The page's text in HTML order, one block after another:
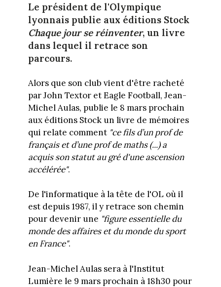
Le président de l'Olympique
lyonnais publie aux éditions Stock
Chaque jour se réinventer, un livre
dans lequel il retrace son
parcours.
Alors que son club vient d'être racheté
par John Textor et Eagle Football, Jean-
Michel Aulas, publie le 8 mars prochain
aux éditions Stock un livre de mémoires
qui relate comment"ce fils d’un prof de
français et d’une prof de maths (...) a
acquis son statut au gré d'une ascension
accélérée".
De l'informatique à la tête de l'OL où il
est depuis 1987, il y retrace son chemin
pour devenir une "figure essentielle du
monde des affaires et du monde du sport
en France".
Jean-Michel Aulas sera à l'Institut
Lumière le 9 mars prochain à 18h30 pour